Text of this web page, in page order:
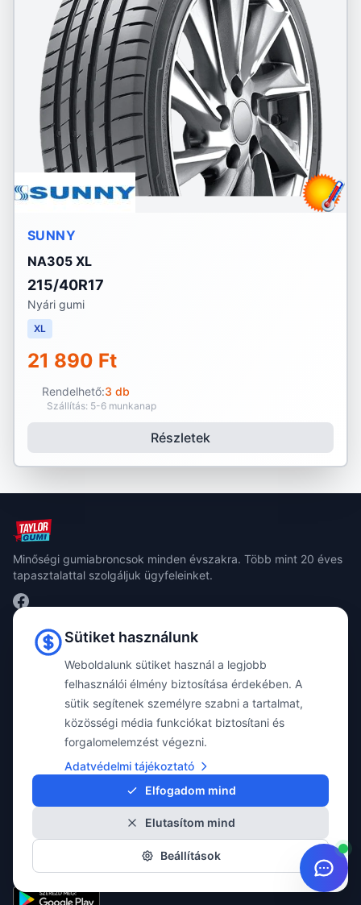
SUNNY
NA305 XL
215/40R17
Nyári gumi
XL
21 890 Ft
Rendelhető:3 db
Szállítás: 5-6 munkanap
Részletek
Minőségi gumiabroncsok minden évszakra. Több mint 20 éves
tapasztalattal szolgáljuk ügyfeleinket.
TERMÉKEK
Nyári gumik
Téli gumik
Négyévszakos gumik
Összes termék
Töltse le díjmentes MyPoint-S mobil alkalmazásunkat a személyre szabott
✓ Tervezhető időpontok
✓ Átlátható szerelési folyamat
✓ Gyártó független szaktanácsadás
Sütiket használunk
Weboldalunk sütiket használ a legjobb
felhasználói élmény biztosítása érdekében. A
sütik segítenek személyre szabni a tartalmat,
közösségi média funkciókat biztosítani és
forgalomelemzést végezni.
Adatvédelmi tájékoztató
Elfogadom mind
Elutasítom mind
Beállítások